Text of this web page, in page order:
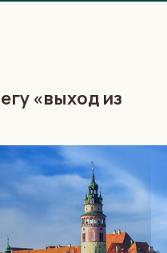
«выход из